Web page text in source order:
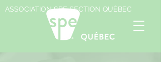
ASSOCIATION SPE SECTION QUÉBEC